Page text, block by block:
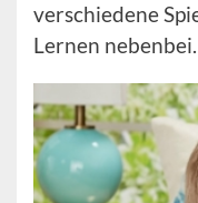
verschiedene
Lernen nebenbei.